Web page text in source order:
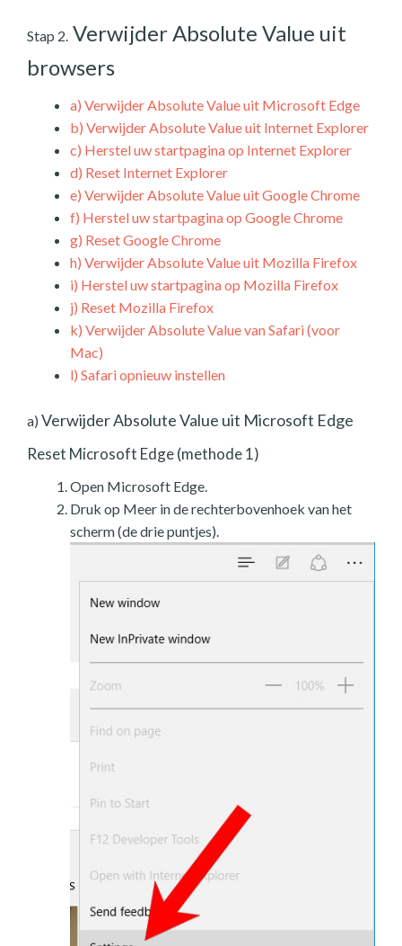
Stap 2. Verwijder Absolute Value uit
browsers
a) Verwijder Absolute Value uit Microsoft Edge
b) Verwijder Absolute Value uit Internet Explorer
c) Herstel uw startpagina op Internet Explorer
d) Reset Internet Explorer
e) Verwijder Absolute Value uit Google Chrome
f) Herstel uw startpagina op Google Chrome
g) Reset Google Chrome
h) Verwijder Absolute Value uit Mozilla Firefox
i) Herstel uw startpagina op Mozilla Firefox
j) Reset Mozilla Firefox
k) Verwijder Absolute Value van Safari (voor
Mac)
l) Safari opnieuw instellen
a) Verwijder Absolute Value uit Microsoft Edge
Reset Microsoft Edge (methode 1)
Open Microsoft Edge.
Druk op Meer in de rechterbovenhoek van het
scherm (de drie puntjes).